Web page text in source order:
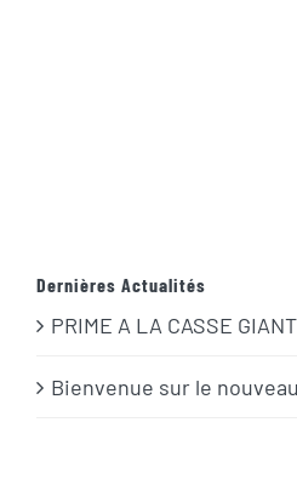
Dernières Actualités
PRIME A LA CASSE
Bienvenue sur le